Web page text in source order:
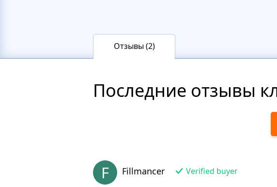
Отзывы (2)
Последние отзывы
F Fillmancer Verified buyer